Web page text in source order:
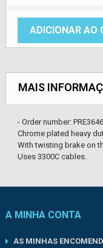
ADICIONAR AO
MAIS
- Order number:
Chrome plated heavy
With twisting brake on
Uses 3300C cables.
A MINHA CONTA
AS MINHAS